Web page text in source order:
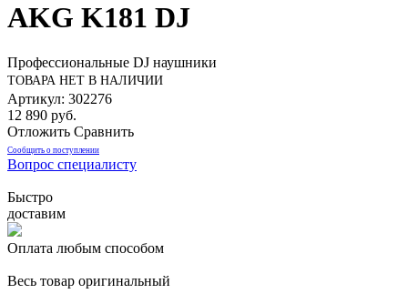
AKG K181 DJ
Профессиональные DJ наушники
ТОВАРА НЕТ В НАЛИЧИИ
Артикул: 302276
12 890 руб.
Отложить Сравнить
Сообщить о поступлении
Вопрос специалисту
Быстро
доставим
Оплата любым способом
Весь товар оригинальный